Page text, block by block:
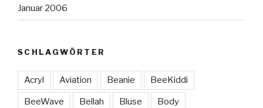
Januar 2006
SCHLAGWÖRTER
Acryl Aviation Beanie BeeKiddi
BeeWave Bellah Bluse Body